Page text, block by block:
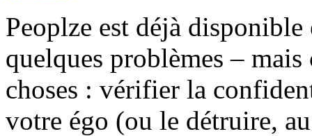
Peoplze est déjà
quelques problèmes –
choses : vérifier la
votre égo (ou le détruire,